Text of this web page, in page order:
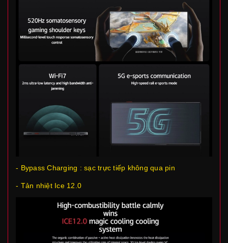
- Bypass Charging : sạc trực tiếp không qua pin
- Tản nhiệt Ice 12.0